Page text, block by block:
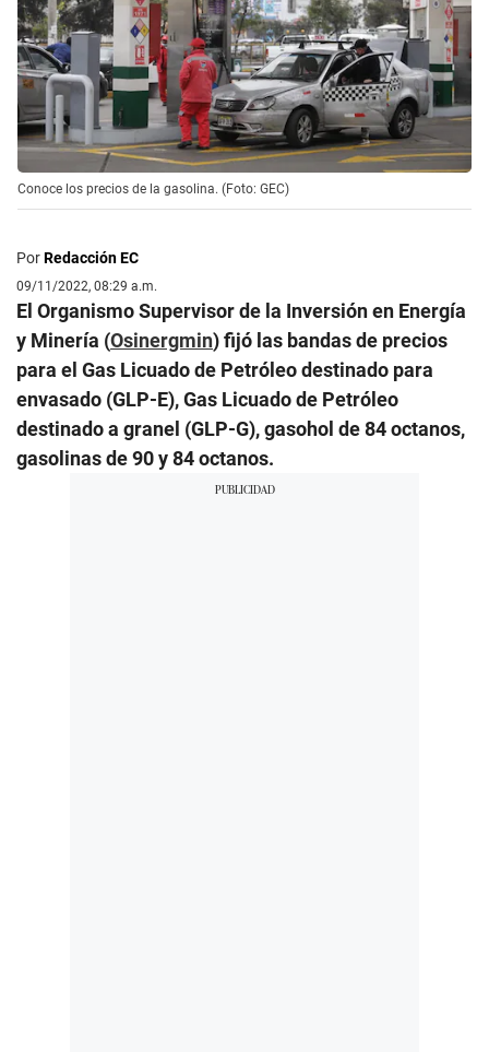
Conoce los precios de la gasolina. (Foto: GEC)
PorRedacción EC
09/11/2022, 08:29 a.m.
El Organismo Supervisor de la Inversión en Energía
y Minería (Osinergmin) fijó las bandas de precios
para el Gas Licuado de Petróleo destinado para
envasado (GLP-E), Gas Licuado de Petróleo
destinado a granel (GLP-G), gasohol de 84 octanos,
gasolinas de 90 y 84 octanos.